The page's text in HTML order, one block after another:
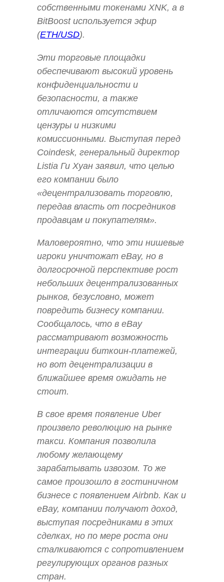
собственными токенами XNK, а в
BitBoost используется эфир
(ETH/USD).
Эти торговые площадки
обеспечивают высокий уровень
конфиденциальности и
безопасности, а также
отличаются отсутствием
цензуры и низкими
комиссионными. Выступая перед
Coindesk, генеральный директор
Listia Ги Хуан заявил, что целью
его компании было
«децентрализовать торговлю,
передав власть от посредников
продавцам и покупателям».
Маловероятно, что эти нишевые
игроки уничтожат eBay, но в
долгосрочной перспективе рост
небольших децентрализованных
рынков, безусловно, может
повредить бизнесу компании.
Сообщалось, что в eBay
рассматривают возможность
интеграции биткоин-платежей,
но вот децентрализации в
ближайшее время ожидать не
стоит.
В свое время появление Uber
произвело революцию на рынке
такси. Компания позволила
любому желающему
зарабатывать извозом. То же
самое произошло в гостиничном
бизнесе с появлением Airbnb. Как и
eBay, компании получают доход,
выступая посредниками в этих
сделках, но по мере роста они
сталкиваются с сопротивлением
регулирующих органов разных
стран.